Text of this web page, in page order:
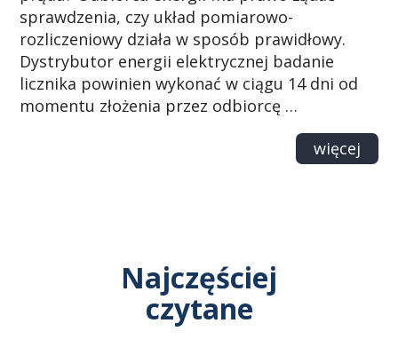
sprawdzenia, czy układ pomiarowo-
rozliczeniowy działa w sposób prawidłowy.
Dystrybutor energii elektrycznej badanie
licznika powinien wykonać w ciągu 14 dni od
momentu złożenia przez odbiorcę …
więcej
Najczęściej
czytane